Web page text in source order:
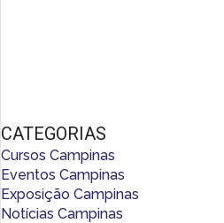
CATEGORIAS
Cursos Campinas
Eventos Campinas
Exposição Campinas
Notícias Campinas